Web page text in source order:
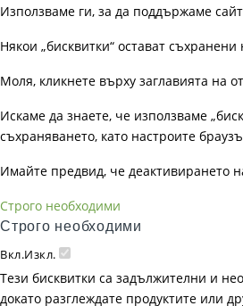
Използваме ги, за да поддържаме
Някои „бисквитки“ остават
Моля, кликнете върху заглавията на
Искаме да знаете, че използваме
съхраняването, като настроите
Имайте предвид, че деактивирането
Строго необходими
Строго необходими
Вкл.Изкл.
Тези бисквитки са задължителни и
докато разглеждате продуктите или